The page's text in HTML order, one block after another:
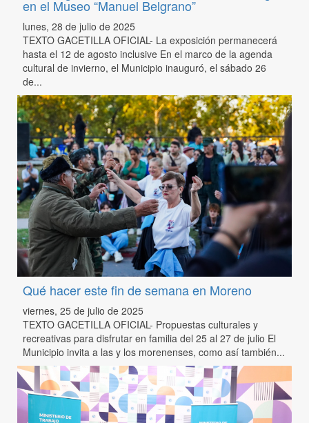
en el Museo “Manuel Belgrano”
lunes, 28 de julio de 2025
TEXTO GACETILLA OFICIAL- La exposición permanecerá
hasta el 12 de agosto inclusive En el marco de la agenda
cultural de invierno, el Municipio inauguró, el sábado 26
de...
Qué hacer este fin de semana en Moreno
viernes, 25 de julio de 2025
TEXTO GACETILLA OFICIAL- Propuestas culturales y
recreativas para disfrutar en familia del 25 al 27 de julio El
Municipio invita a las y los morenenses, como así también...